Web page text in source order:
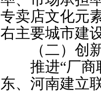
专卖店文化元
右主要城市建
（二）创新
推进“厂商联
东、河南建立